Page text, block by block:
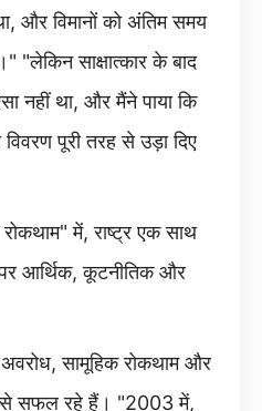
और विमानों को अंतिम समय
"लेकिन साक्षात्कार के बाद
नहीं था, और मैंने पाया कि
पूरी तरह से उड़ा दिए
में, राष्ट्र एक साथ
आर्थिक, कूटनीतिक और
सामूहिक रोकथाम और
से सफल रहे हैं। "2003 में,